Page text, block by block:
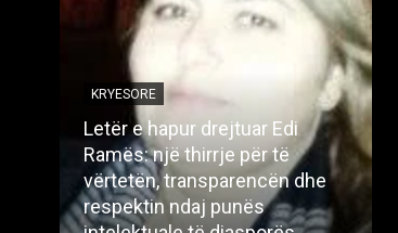
KRYESORE
Letër e hapur drejtuar Edi
Ramës: një thirrje për të
vërtetën, transparencën dhe
respektin ndaj punës